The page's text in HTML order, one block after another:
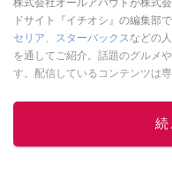
株式会社オールアバウトが株式
ドサイト『イチオシ』の編集部で
セリア、 スターバックスなどの
を通してご紹介。話題のグルメ
す。配信しているコンテンツは
ニュースでフォロー
続